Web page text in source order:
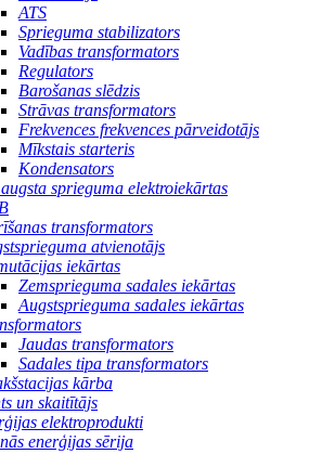
ATS
Sprieguma stabilizators
Vadības transformators
Regulators
Barošanas slēdzis
Strāvas transformators
Frekvences frekvences pārveidotājs
Mīkstais starteris
Kondensators
sprieguma elektroiekārtas
transformators
atvienotājs
iekārtas
Zemsprieguma sadales iekārtas
Augstsprieguma sadales iekārtas
Jaudas transformators
Sadales tipa transformators
kārba
un skaitītājs
elektroprodukti
enerģijas sērija